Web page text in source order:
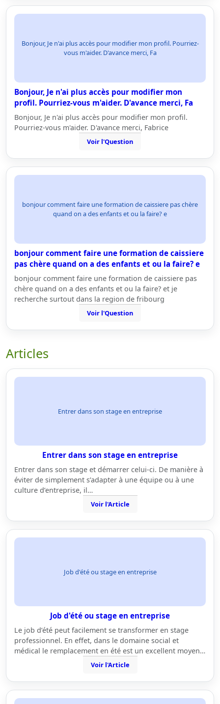
Bonjour, Je n'ai plus accès pour modifier mon profil. Pourriez-
vous m'aider. D'avance merci, Fa
Bonjour, Je n'ai plus accès pour modifier mon
profil. Pourriez-vous m'aider. D'avance merci, Fa
Bonjour, Je n'ai plus accès pour modifier mon profil.
Pourriez-vous m'aider. D'avance merci, Fabrice
Voir l'Question
bonjour comment faire une formation de caissiere pas chère
quand on a des enfants et ou la faire? e
bonjour comment faire une formation de caissiere
pas chère quand on a des enfants et ou la faire? e
bonjour comment faire une formation de caissiere pas
chère quand on a des enfants et ou la faire? et je
recherche surtout dans la region de fribourg
Voir l'Question
Articles
Entrer dans son stage en entreprise
Entrer dans son stage en entreprise
Entrer dans son stage et démarrer celui-ci. De manière à
éviter de simplement s’adapter à une équipe ou à une
culture d’entreprise, il…
Voir l'Article
Job d'été ou stage en entreprise
Job d'été ou stage en entreprise
Le job d’été peut facilement se transformer en stage
professionnel. En effet, dans le domaine social et
médical le remplacement en été est un excellent moyen…
Voir l'Article